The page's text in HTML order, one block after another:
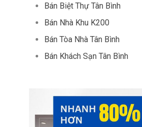
Bán Biệt Thự Tân Bình
Bán Nhà Khu K200
Bán Tòa Nhà Tân Bình
Bán Khách Sạn Tân Bình